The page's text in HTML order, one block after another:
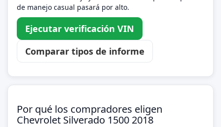
de manejo casual pasará por alto.
Ejecutar verificación VIN
Comparar tipos de informe
Por qué los compradores eligen
Chevrolet Silverado 1500 2018